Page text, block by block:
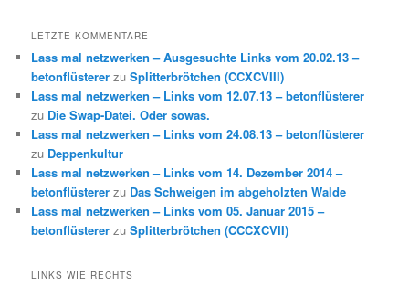
LETZTE KOMMENTARE
Lass mal netzwerken – Ausgesuchte Links vom 20.02.13 –
betonflüsterer zuSplitterbrötchen (CCXCVIII)
Lass mal netzwerken – Links vom 12.07.13 – betonflüsterer
zu Die Swap-Datei. Oder sowas.
Lass mal netzwerken – Links vom 24.08.13 – betonflüsterer
zu Deppenkultur
Lass mal netzwerken – Links vom 14. Dezember 2014 –
betonflüsterer zu Das Schweigen im abgeholzten Walde
Lass mal netzwerken – Links vom 05. Januar 2015 –
betonflüsterer zuSplitterbrötchen (CCCXCVII)
LINKS WIE RECHTS